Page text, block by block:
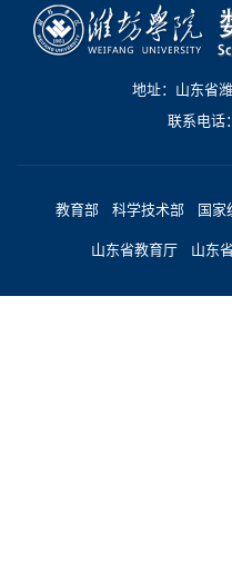
地址：山东省
联系电话
教育部 科学技术部 国家
山东省教育厅 山东